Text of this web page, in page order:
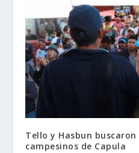
Tello y Hasbun
campesinos de Capula